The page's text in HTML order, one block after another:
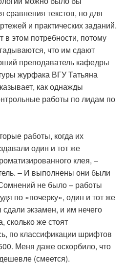
сравнения текстов, но для
и практических заданий.
этом потребности, потому
что им сдают
преподаватель кафедры
журфака ВГУ Татьяна
как однажды
работы по лидам по
работы, когда их
один и тот же
клея, –
– И выполнены они были
не было – работы
по «почерку», один и тот же
сдали экзамен, и им нечего
сколько же стоят
по классификации шрифтов
Меня даже оскорбило, что
(смеется).